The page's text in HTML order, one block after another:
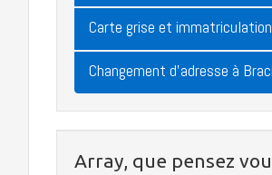
Carte grise et
Changement d'adresse à
Array, que pensez